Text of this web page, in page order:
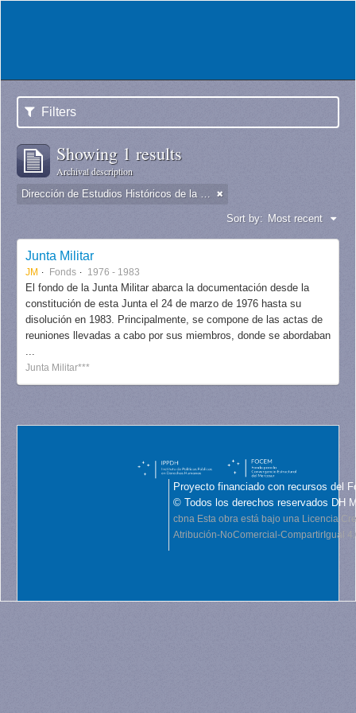
Filters
Showing 1 results
Archival description
Dirección de Estudios Históricos de la Fuerza Aérea
Sort by: Most recent
Junta Militar
JM Fonds 1976 - 1983
El fondo de la Junta Militar abarca la documentación desde la
constitución de esta Junta el 24 de marzo de 1976 hasta su
disolución en 1983. Principalmente, se compone de las actas de
reuniones llevadas a cabo por sus miembros, donde se abordaban
...
Junta Militar***
Proyecto financiado con recursos del
© Todos los derechos reservados DH
cbna Esta obra está bajo una Licencia
Atribución-NoComercial-CompartirIgual